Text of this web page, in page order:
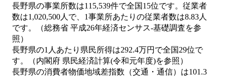
長野県の事業所数は115,539件で全国15位です。従業者
数は1,020,500人で、1事業所あたりの従業者数は8.83人
です。（総務省 平成26年経済センサス‐基礎調査を参
照）
長野県の1人あたり県民所得は292.4万円で全国29位で
す。（内閣府 県民経済計算(令和元年度)を参照）
長野県の消費者物価地域差指数（交通・通信）は101.3